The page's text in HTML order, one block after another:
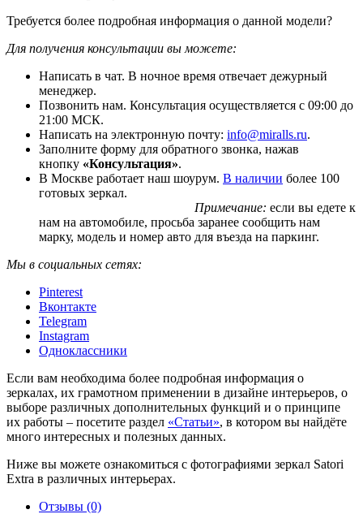
Требуется более подробная информация о данной модели?
Для получения консультации вы можете:
Написать в чат. В ночное время отвечает дежурный
менеджер.
Позвонить нам. Консультация осуществляется с 09:00 до
21:00 МСК.
Написать на электронную почту: info@miralls.ru.
Заполните форму для обратного звонка, нажав
кнопку «Консультация».
В Москве работает наш шоурум. В наличии более 100
готовых зеркал.
Примечание: если вы едете к
нам на автомобиле, просьба заранее сообщить нам
марку, модель и номер авто для въезда на паркинг.
Мы в социальных сетях:
Pinterest
Вконтакте
Telegram
Instagram
Одноклассники
Если вам необходима более подробная информация о
зеркалах, их грамотном применении в дизайне интерьеров, о
выборе различных дополнительных функций и о принципе
их работы – посетите раздел «Статьи», в котором вы найдёте
много интересных и полезных данных.
Ниже вы можете ознакомиться с фотографиями зеркал Satori
Extra в различных интерьерах.
Отзывы (0)